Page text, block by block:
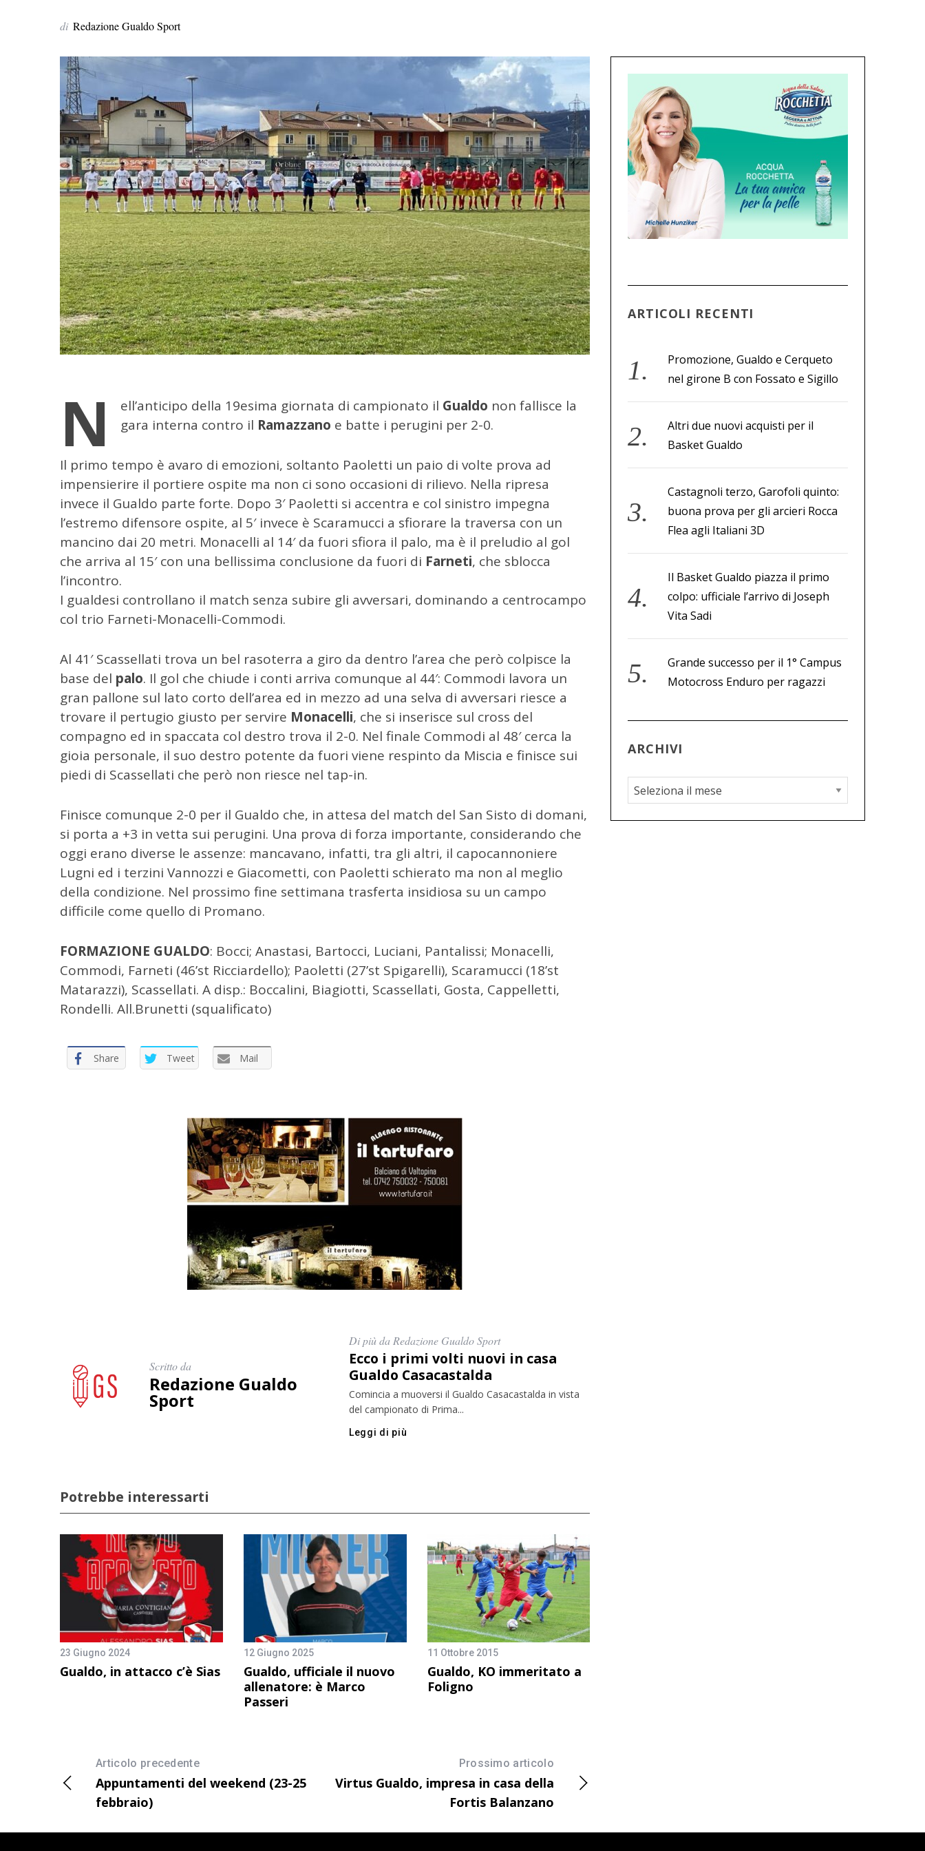
di Redazione Gualdo Sport
N ell’anticipo della 19esima giornata di campionato il Gualdo non fallisce la
gara interna contro il Ramazzano e batte i perugini per 2-0.
Il primo tempo è avaro di emozioni, soltanto Paoletti un paio di volte prova ad
impensierire il portiere ospite ma non ci sono occasioni di rilievo. Nella ripresa
invece il Gualdo parte forte. Dopo 3′ Paoletti si accentra e col sinistro impegna
l’estremo difensore ospite, al 5′ invece è Scaramucci a sfiorare la traversa con un
mancino dai 20 metri. Monacelli al 14′ da fuori sfiora il palo, ma è il preludio al gol
che arriva al 15′ con una bellissima conclusione da fuori di Farneti, che sblocca
l’incontro.
I gualdesi controllano il match senza subire gli avversari, dominando a centrocampo
col trio Farneti-Monacelli-Commodi.
Al 41′ Scassellati trova un bel rasoterra a giro da dentro l’area che però colpisce la
base del palo. Il gol che chiude i conti arriva comunque al 44′: Commodi lavora un
gran pallone sul lato corto dell’area ed in mezzo ad una selva di avversari riesce a
trovare il pertugio giusto per servire Monacelli, che si inserisce sul cross del
compagno ed in spaccata col destro trova il 2-0. Nel finale Commodi al 48′ cerca la
gioia personale, il suo destro potente da fuori viene respinto da Miscia e finisce sui
piedi di Scassellati che però non riesce nel tap-in.
Finisce comunque 2-0 per il Gualdo che, in attesa del match del San Sisto di domani,
si porta a +3 in vetta sui perugini. Una prova di forza importante, considerando che
oggi erano diverse le assenze: mancavano, infatti, tra gli altri, il capocannoniere
Lugni ed i terzini Vannozzi e Giacometti, con Paoletti schierato ma non al meglio
della condizione. Nel prossimo fine settimana trasferta insidiosa su un campo
difficile come quello di Promano.
FORMAZIONE GUALDO: Bocci; Anastasi, Bartocci, Luciani, Pantalissi; Monacelli,
Commodi, Farneti (46’st Ricciardello); Paoletti (27’st Spigarelli), Scaramucci (18’st
Matarazzi), Scassellati. A disp.: Boccalini, Biagiotti, Scassellati, Gosta, Cappelletti,
Rondelli. All.Brunetti (squalificato)
Share Tweet Mail
Scritto da
Redazione Gualdo
Sport
Di più da Redazione Gualdo Sport
Ecco i primi volti nuovi in casa
Gualdo Casacastalda
Comincia a muoversi il Gualdo Casacastalda in vista
del campionato di Prima...
Leggi di più
Potrebbe interessarti
23 Giugno 2024
Gualdo, in attacco c’è Sias
12 Giugno 2025
Gualdo, ufficiale il nuovo
allenatore: è Marco
Passeri
11 Ottobre 2015
Gualdo, KO immeritato a
Foligno
Articolo precedente
Appuntamenti del weekend (23-25
febbraio)
Prossimo articolo
Virtus Gualdo, impresa in casa della
Fortis Balanzano
ARTICOLI RECENTI
Promozione, Gualdo e Cerqueto
nel girone B con Fossato e Sigillo
Altri due nuovi acquisti per il
Basket Gualdo
Castagnoli terzo, Garofoli quinto:
buona prova per gli arcieri Rocca
Flea agli Italiani 3D
Il Basket Gualdo piazza il primo
colpo: ufficiale l’arrivo di Joseph
Vita Sadi
Grande successo per il 1° Campus
Motocross Enduro per ragazzi
ARCHIVI
A
r
c
c
p
e
r
: